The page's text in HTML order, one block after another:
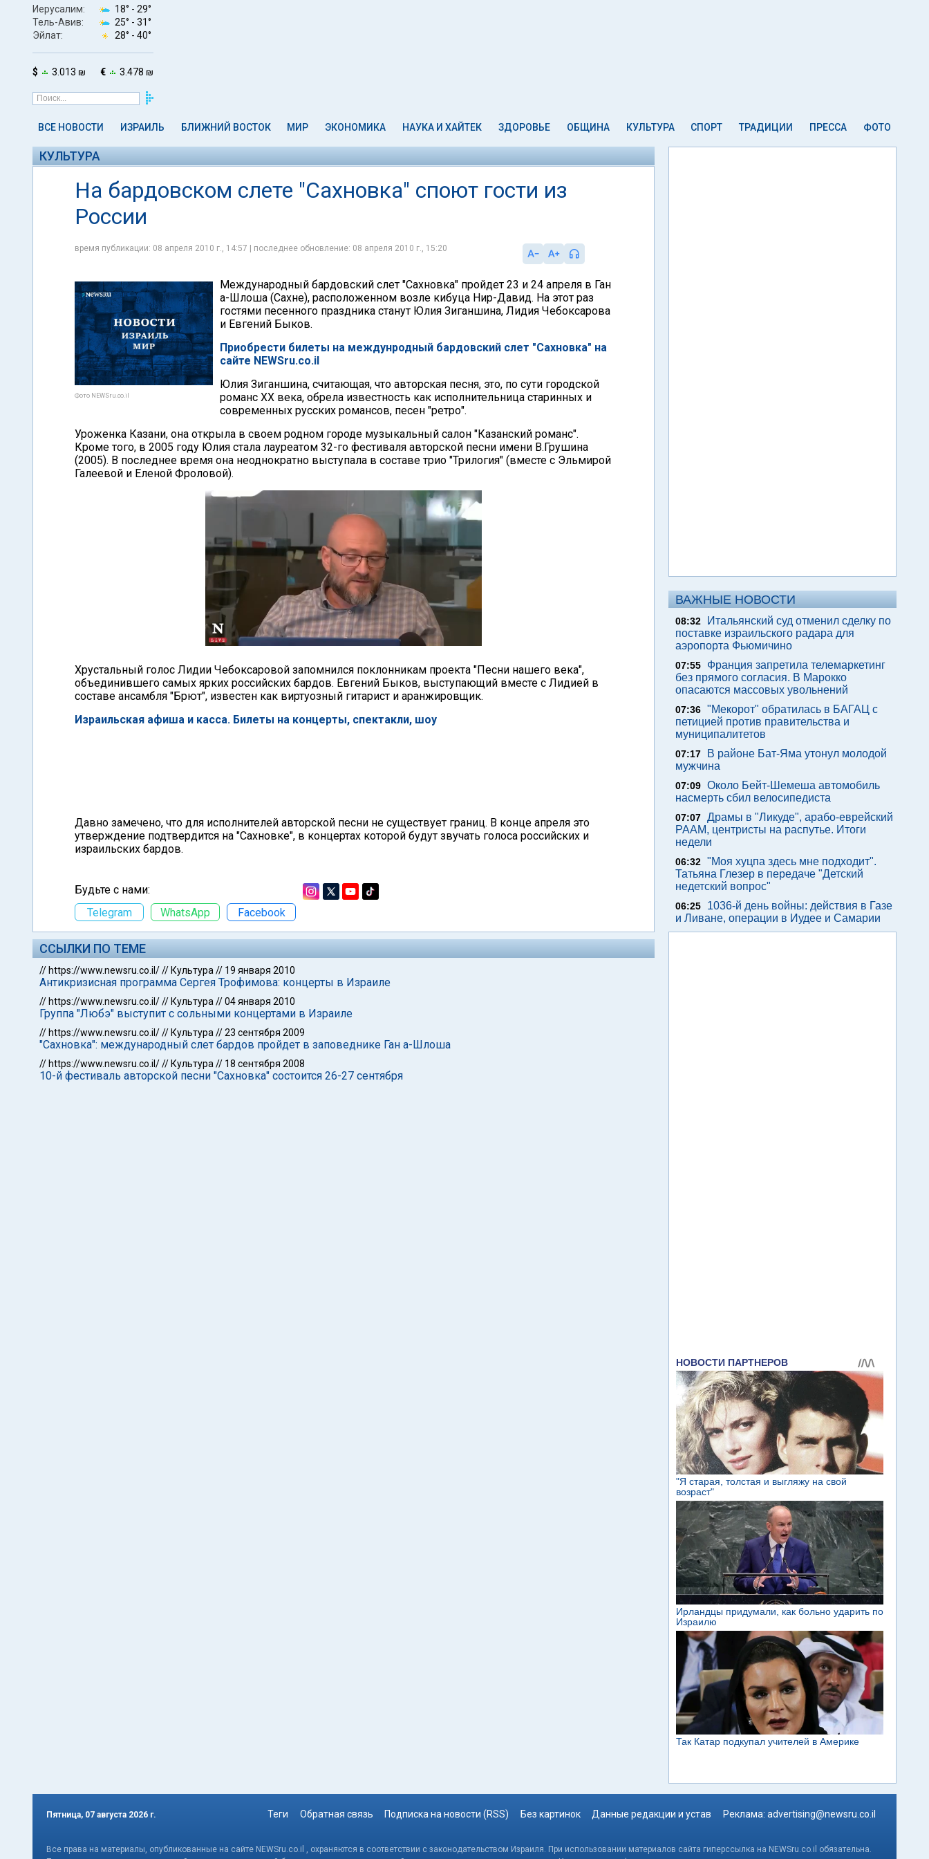
Иерусалим: 18° - 29°
Тель-Авив:
25° - 31°
Эйлат:
28° - 40°
$ 3.013 ₪ € 3.478 ₪
ВСЕ НОВОСТИ ИЗРАИЛЬ БЛИЖНИЙ ВОСТОК МИР ЭКОНОМИКА НАУКА И ХАЙТЕК ЗДОРОВЬЕ ОБЩИНА КУЛЬТУРА СПОРТ ТРАДИЦИИ ПРЕССА ФОТО
КУЛЬТУРА
На бардовском слете "Сахновка" споют гости из
России
время публикации: 08 апреля 2010 г., 14:57 | последнее обновление: 08 апреля 2010 г., 15:20
Фото NEWSru.co.il
Международный бардовский слет "Сахновка" пройдет 23 и 24 апреля в Ган
а-Шлоша (Сахне), расположенном возле кибуца Нир-Давид. На этот раз
гостями песенного праздника станут Юлия Зиганшина, Лидия Чебоксарова
и Евгений Быков.
Приобрести билеты на междунродный бардовский слет "Сахновка" на
сайте NEWSru.co.il
Юлия Зиганшина, считающая, что авторская песня, это, по сути городской
романс ХХ века, обрела известность как исполнительница старинных и
современных русских романсов, песен "ретро".
Уроженка Казани, она открыла в своем родном городе музыкальный салон "Казанский романс".
Кроме того, в 2005 году Юлия стала лауреатом 32-го фестиваля авторской песни имени В.Грушина
(2005). В последнее время она неоднократно выступала в составе трио "Трилогия" (вместе с Эльмирой
Галеевой и Еленой Фроловой).
Хрустальный голос Лидии Чебоксаровой запомнился поклонникам проекта "Песни нашего века",
объединившего самых ярких российских бардов. Евгений Быков, выступающий вместе с Лидией в
составе ансамбля "Брют", известен как виртуозный гитарист и аранжировщик.
Израильская афиша и касса. Билеты на концерты, спектакли, шоу
Давно замечено, что для исполнителей авторской песни не существует границ. В конце апреля это
утверждение подтвердится на "Сахновке", в концертах которой будут звучать голоса российских и
израильских бардов.
Будьте с нами:
Telegram
WhatsApp Facebook
ССЫЛКИ ПО ТЕМЕ
// https://www.newsru.co.il/// Культура // 19 января 2010
Антикризисная программа Сергея Трофимова: концерты в Израиле
// https://www.newsru.co.il/// Культура //04 января 2010
Группа "Любэ" выступит с сольными концертами в Израиле
// https://www.newsru.co.il/// Культура //23 сентября 2009
"Сахновка": международный слет бардов пройдет в заповеднике Ган а-Шлоша
// https://www.newsru.co.il/// Культура // 18 сентября 2008
10-й фестиваль авторской песни "Сахновка" состоится 26-27 сентября
ВАЖНЫЕ НОВОСТИ
08:32
Итальянский суд отменил сделку по
поставке израильского радара для
аэропорта Фьюмичино
07:55
Франция запретила телемаркетинг
без прямого согласия. В Марокко
опасаются массовых увольнений
07:36 "Мекорот" обратилась в БАГАЦ с
петицией против правительства и
муниципалитетов
07:17
В районе Бат-Яма утонул молодой
мужчина
07:09 Около Бейт-Шемеша автомобиль
насмерть сбил велосипедиста
07:07 Драмы в "Ликуде", арабо-еврейский
РААМ, центристы на распутье. Итоги
недели
06:32 "Моя хуцпа здесь мне подходит".
Татьяна Глезер в передаче "Детский
недетский вопрос"
06:25
1036-й день войны: действия в Газе
и Ливане, операции в Иудее и Самарии
Пятница, 07 августа 2026 г. Теги Обратная связь Подписка на новости (RSS) Без картинок Данные редакции и устав Реклама: advertising@newsru.co.il
Все права на материалы, опубликованные на сайте NEWSru.co.il , охраняются в соответствии с законодательством Израиля. При использовании материалов сайта гиперссылка на NEWSru.co.il обязательна.